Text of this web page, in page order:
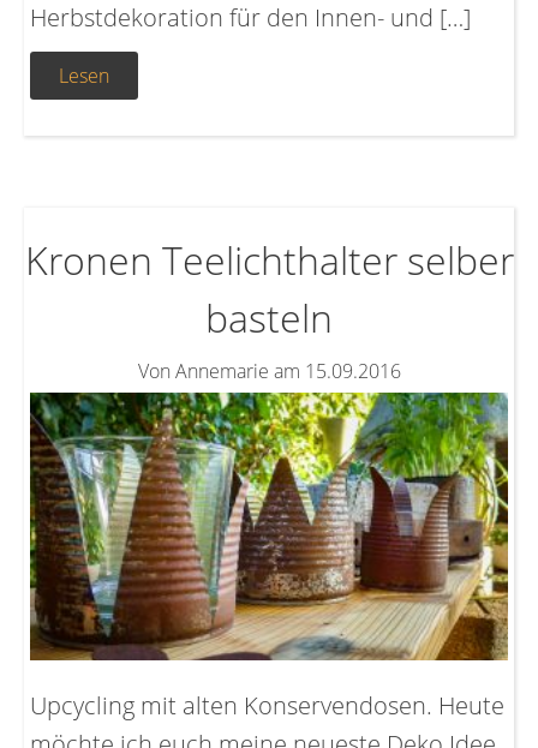
Herbstdekoration für den Innen- und […]
Lesen
Kronen Teelichthalter selber
basteln
Von Annemarie am 15.09.2016
Upcycling mit alten Konservendosen. Heute